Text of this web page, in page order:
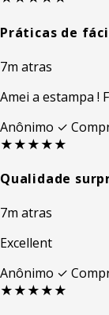
Práticas de
7m atras
Amei a estampa !
Anônimo ✓
★★★★★
Qualidade
7m atras
Excellent
Anônimo ✓
★★★★★